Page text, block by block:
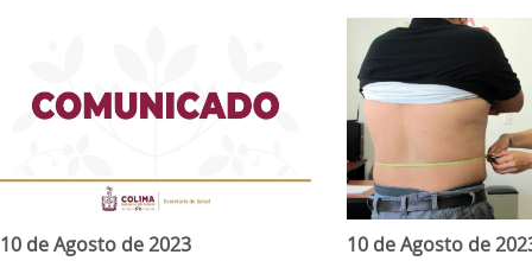
10 de Agosto de 2023 10 de Agosto de